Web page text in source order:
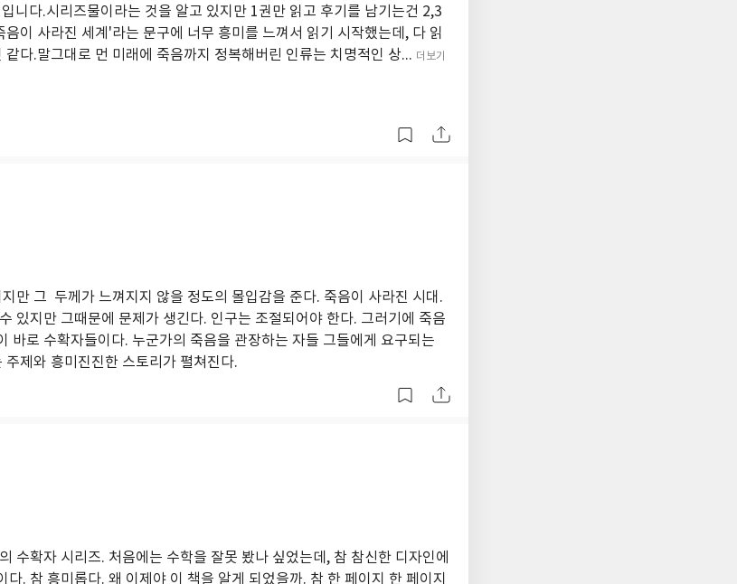
니다.시리즈물이라는 것을 알고 있지만 1권만 읽고 후기를 남기는건 2,3
이 사라진 세계'라는 문구에 너무 흥미를 느껴서 읽기 시작했는데, 다 읽
다.말그대로 먼 미래에 죽음까지 정복해버린 인류는 치명적인 상... 더보기
만 그 두께가 느껴지지 않을 정도의 몰입감을 준다. 죽음이 사라진 시대.
있지만 그때문에 문제가 생긴다. 인구는 조절되어야 한다. 그러기에 죽음
바로 수확자들이다. 누군가의 죽음을 관장하는 자들 그들에게 요구되는
제와 흥미진진한 스토리가 펼쳐진다.
수확자 시리즈. 처음에는 수학을 잘못 봤나 싶었는데, 참 참신한 디자인에
. 참 흥미롭다. 왜 이제야 이 책을 알게 되었을까. 참 한 페이지 한 페이지